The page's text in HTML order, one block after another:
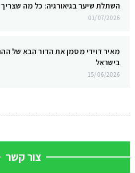
השתלת שיער בגיאורגיה: כל מה
01/07/2026
מאיר דוידי מסמן את הדור הבא של
בישראל
15/06/2026
צור קשר